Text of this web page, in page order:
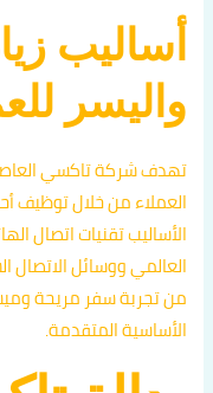
أساليب
واليسر
تهدف شركة تاكسي
العملاء من خلال توظيف
العالمي ووسائل الاتصال
من تجربة سفر مريحة
الأساسية المتقدمة.